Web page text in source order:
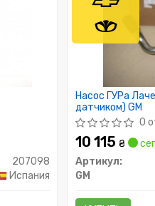
207098
Испания
Насос ГУРа
датчиком) GM
0
10 115₴
Артикул:
GM